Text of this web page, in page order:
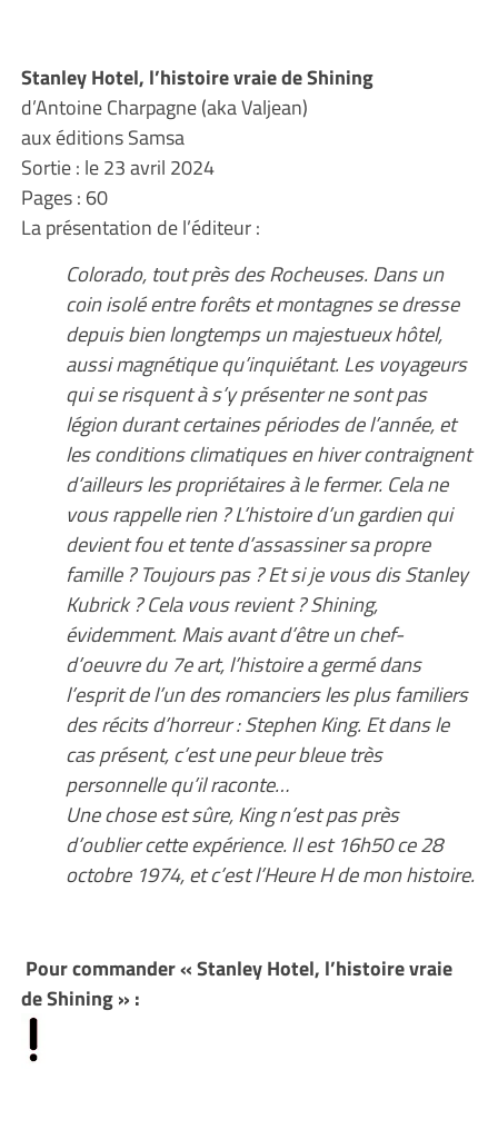
Stanley Hotel, l’histoire vraie de Shining
d’Antoine Charpagne (aka Valjean)
aux éditions Samsa
Sortie : le 23 avril 2024
Pages : 60
La présentation de l’éditeur :
Colorado, tout près des Rocheuses. Dans un
coin isolé entre forêts et montagnes se dresse
depuis bien longtemps un majestueux hôtel,
aussi magnétique qu’inquiétant. Les voyageurs
qui se risquent à s’y présenter ne sont pas
légion durant certaines périodes de l’année, et
les conditions climatiques en hiver contraignent
d’ailleurs les propriétaires à le fermer. Cela ne
vous rappelle rien ? L’histoire d’un gardien qui
devient fou et tente d’assassiner sa propre
famille ? Toujours pas ? Et si je vous dis Stanley
Kubrick ? Cela vous revient ? Shining,
évidemment. Mais avant d’être un chef-
d’oeuvre du 7e art, l’histoire a germé dans
l’esprit de l’un des romanciers les plus familiers
des récits d’horreur : Stephen King. Et dans le
cas présent, c’est une peur bleue très
personnelle qu’il raconte…
Une chose est sûre, King n’est pas près
d’oublier cette expérience. Il est 16h50 ce 28
octobre 1974, et c’est l’Heure H de mon histoire.
Pour commander « Stanley Hotel, l’histoire vraie
de Shining » :